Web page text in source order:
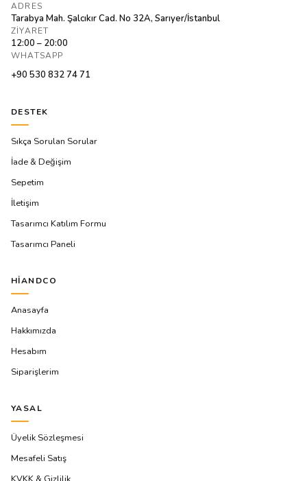
ADRES
Tarabya Mah. Şalcıkır Cad. No 32A, Sarıyer/İstanbul
ZIYARET
12:00 – 20:00
WHATSAPP
+90 530 832 74 71
DESTEK
Sıkça Sorulan Sorular
İade & Değişim
Sepetim
İletişim
Tasarımcı Katılım Formu
Tasarımcı Paneli
HIANDCO
Anasayfa
Hakkımızda
Hesabım
Siparişlerim
YASAL
Üyelik Sözleşmesi
Mesafeli Satış